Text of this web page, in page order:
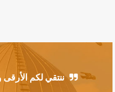
ننتقي لكم الأرقى